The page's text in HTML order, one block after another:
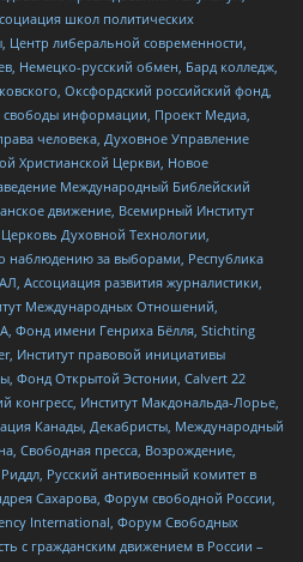
школ политических
Центр либеральной современности,
Немецко-русский обмен, Бард колледж,
Оксфордский российский фонд,
информации, Проект Медиа,
человека, Духовное Управление
Христианской Церкви, Новое
Международный Библейский
движение, Всемирный Институт
Духовной Технологии,
наблюдению за выборами, Республика
развития журналистики,
Международных Отношений,
имени Генриха Бёлля, Stichting
Институт правовой инициативы
Фонд Открытой Эстонии, Calvert 22
конгресс, Институт Макдональда-Лорье,
Канады, Декабристы, Международный
Свободная пресса, Возрождение,
Русский антивоенный комитет в
Сахарова, Форум свободной России,
International, Форум Свободных
с гражданским движением в России –